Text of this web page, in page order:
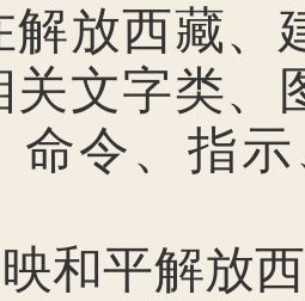
解放西藏、
关文字类、
命令、指
和平解放